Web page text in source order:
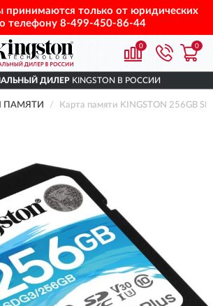
принимаются только от юридических
телефону 8-499-450-86-44
0 0
ДИЛЕР KINGSTON В РОССИИ
ПАМЯТИ Карта памяти KINGSTON 256GB